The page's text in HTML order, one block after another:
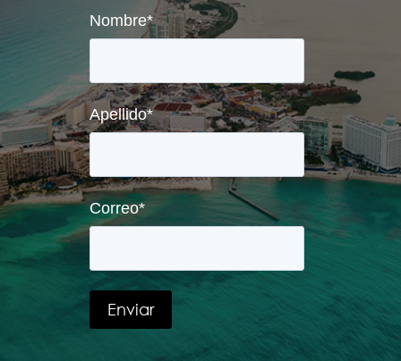
Nombre*
Apellido*
Correo*